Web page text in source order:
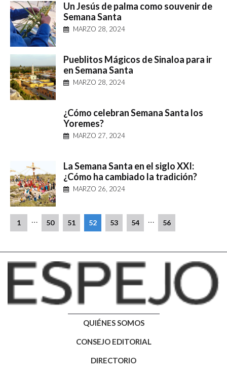
Un Jesús de palma como souvenir de
Semana Santa
MARZO 28, 2024
Pueblitos Mágicos de Sinaloa para ir
en Semana Santa
MARZO 28, 2024
¿Cómo celebran Semana Santa los
Yoremes?
MARZO 27, 2024
La Semana Santa en el siglo XXI:
¿Cómo ha cambiado la tradición?
MARZO 26, 2024
1 … 50 51 52 53 54 … 56
QUIÉNES SOMOS
CONSEJO EDITORIAL
DIRECTORIO